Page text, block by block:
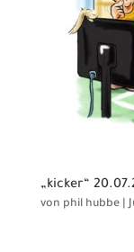
„kicker“
von phil hubbe|